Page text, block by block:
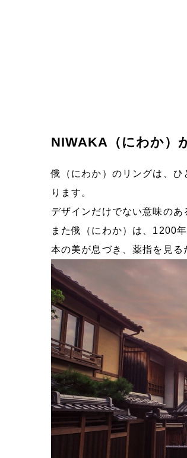
NIWAKA（にわか）
俄（にわか）のリングは、
ります。
デザインだけでない意味のあ
また俄（にわか）は、1200
本の美が息づき、薬指を見る